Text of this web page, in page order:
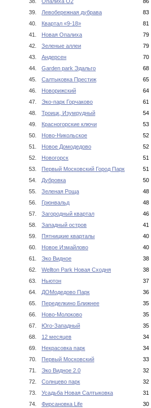
39.
Левобережная дубрава
83
40.
Квартал «9-18»
81
41.
Новая Опалиха
79
42.
Зеленые аллеи
79
43.
Андерсен
70
44.
Garden park Эдальго
68
45.
Салтыковка Престиж
65
46.
Новорижский
64
47.
Эко-парк Горчаково
61
48.
Троицк, Изумрудный
54
49.
Красногорские ключи
53
50.
Ново-Никольское
52
51.
Новое Домодедово
52
52.
Новогорск
51
53.
Первый Московский Город Парк
51
54.
Дубровка
50
55.
Зеленая Роща
48
56.
Грюнвальд
48
57.
Загородный квартал
46
58.
Западный остров
41
59.
Пятницкие кварталы
40
60.
Новое Измайлово
40
61.
Эко Видное
38
62.
Wellton Park Новая Сходня
38
63.
Ньютон
37
64.
ДОМодедово Парк
36
65.
Переделкино Ближнее
35
66.
Ново-Молоково
35
67.
Юго-Западный
35
68.
12 месяцев
34
69.
Некрасовка парк
34
70.
Первый Московский
33
71.
Эко Видное 2.0
32
72.
Солнцево парк
32
73.
Усадьба Новая Салтыковка
31
74.
Фирсановка Life
30